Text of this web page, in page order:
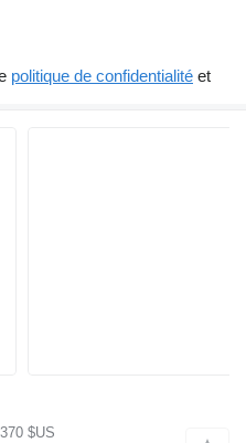
politique de confidentialité et
$US